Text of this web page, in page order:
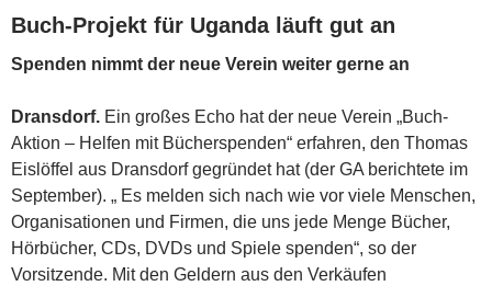
Buch-Projekt für Uganda läuft gut an
Spenden nimmt der neue Verein weiter gerne an
Dransdorf. Ein großes Echo hat der neue Verein „Buch-
Aktion – Helfen mit Bücherspenden“ erfahren, den Thomas
Eislöffel aus Dransdorf gegründet hat (der GA berichtete im
September). „ Es melden sich nach wie vor viele Menschen,
Organisationen und Firmen, die uns jede Menge Bücher,
Hörbücher, CDs, DVDs und Spiele spenden“, so der
Vorsitzende. Mit den Geldern aus den Verkäufen